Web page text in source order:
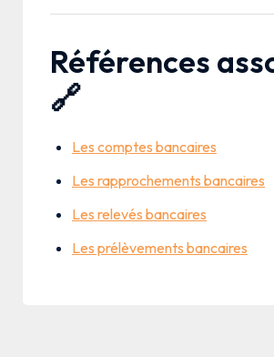
Références
🔗
Les comptes bancaires
Les rapprochements bancaires
Les relevés bancaires
Les prélèvements bancaires